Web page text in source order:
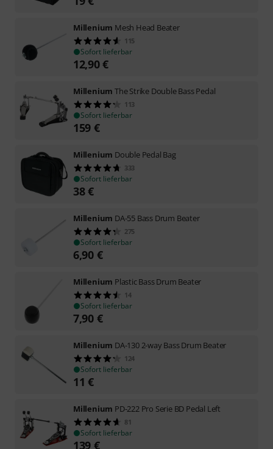
Millenium Mesh Head Beater
115
Sofort lieferbar
12,90€
Millenium The Strike Double Bass Pedal
113
Sofort lieferbar
159 €
Millenium Double Pedal Bag
333
Sofort lieferbar
38€
Millenium DA-55 Bass Drum Beater
275
Sofort lieferbar
6,90 €
Millenium Plastic Bass Drum Beater
14
Sofort lieferbar
7,90 €
Millenium DA-130 2-way Bass Drum Beater
124
Sofort lieferbar
11 €
Millenium PD-222 Pro Serie BD Pedal Left
81
Sofort lieferbar
139 €